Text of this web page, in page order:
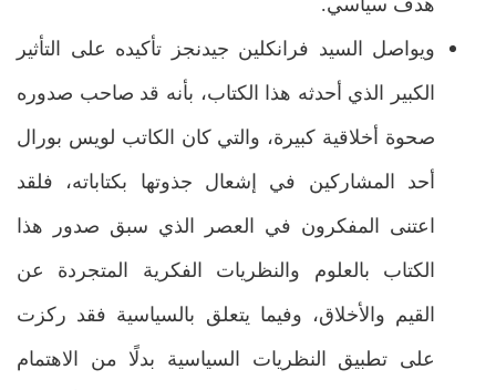
ويواصل السيد فرانكلين جيدنجز تأكيده على التأثير
الكبير الذي أحدثه هذا الكتاب، بأنه قد صاحب صدوره
صحوة أخلاقية كبيرة، والتي كان الكاتب لويس بورال
أحد المشاركين في إشعال جذوتها بكتاباته، فلقد
اعتنى المفكرون في العصر الذي سبق صدور هذا
الكتاب بالعلوم والنظريات الفكرية المتجردة عن
القيم والأخلاق، وفيما يتعلق بالسياسية فقد ركزت
على تطبيق النظريات السياسية بدلًا من الاهتمام